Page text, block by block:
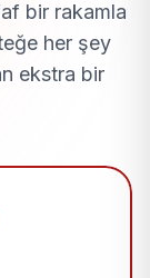
bir rakamla
her şey
ekstra bir